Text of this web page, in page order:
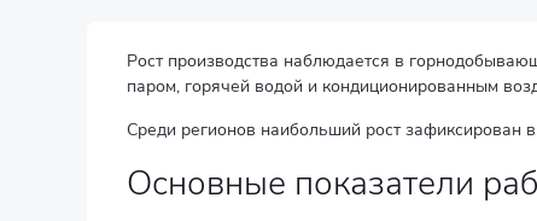
Рост производства наблюдается в
паром, горячей водой и кондиционированным
Среди регионов наибольший рост зафиксирован
Основные показатели